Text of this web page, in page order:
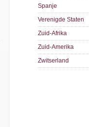
Spanje
Verenigde Staten
Zuid-Afrika
Zuid-Amerika
Zwitserland